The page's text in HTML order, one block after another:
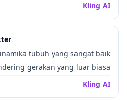
Kling AI
tubuh yang sangat baik
gerakan yang luar biasa
Kling AI